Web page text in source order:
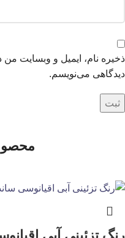
ذخیره نام، ایمیل و وبسایت من
دیدگاهی می‌نویسم.